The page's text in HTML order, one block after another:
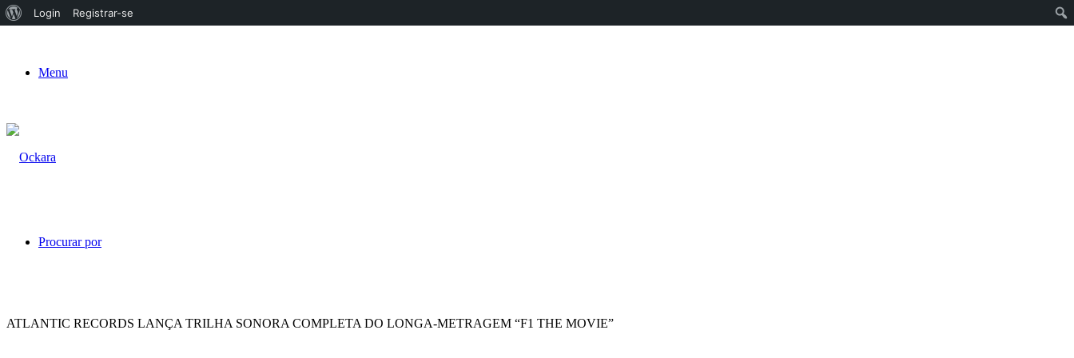
Sobre
Login Registrar-se
Menu
Procurar por
ATLANTIC RECORDS LANÇA TRILHA SONORA COMPLETA DO LONGA-METRAGEM “F1 THE MOVIE”